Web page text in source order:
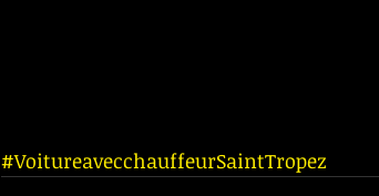
#VoitureavecchauffeurSaintTropez